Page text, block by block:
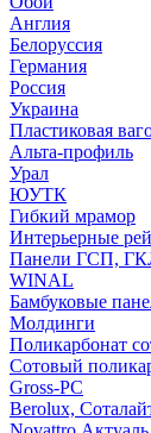
Англия
Белоруссия
Германия
Россия
Украина
Пластиковая
Альта-профиль
Урал
ЮУТК
Гибкий мрамор
Интерьерные
Панели ГСП,
WINAL
Бамбуковые
Молдинги
Поликарбонат
Сотовый
Gross-PC
Berolux,